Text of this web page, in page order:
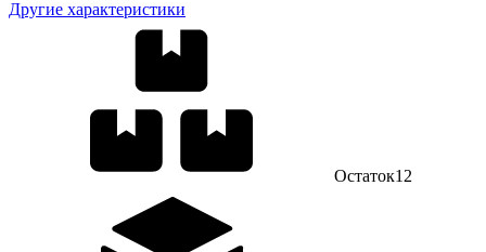
Другие характеристики
Остаток12